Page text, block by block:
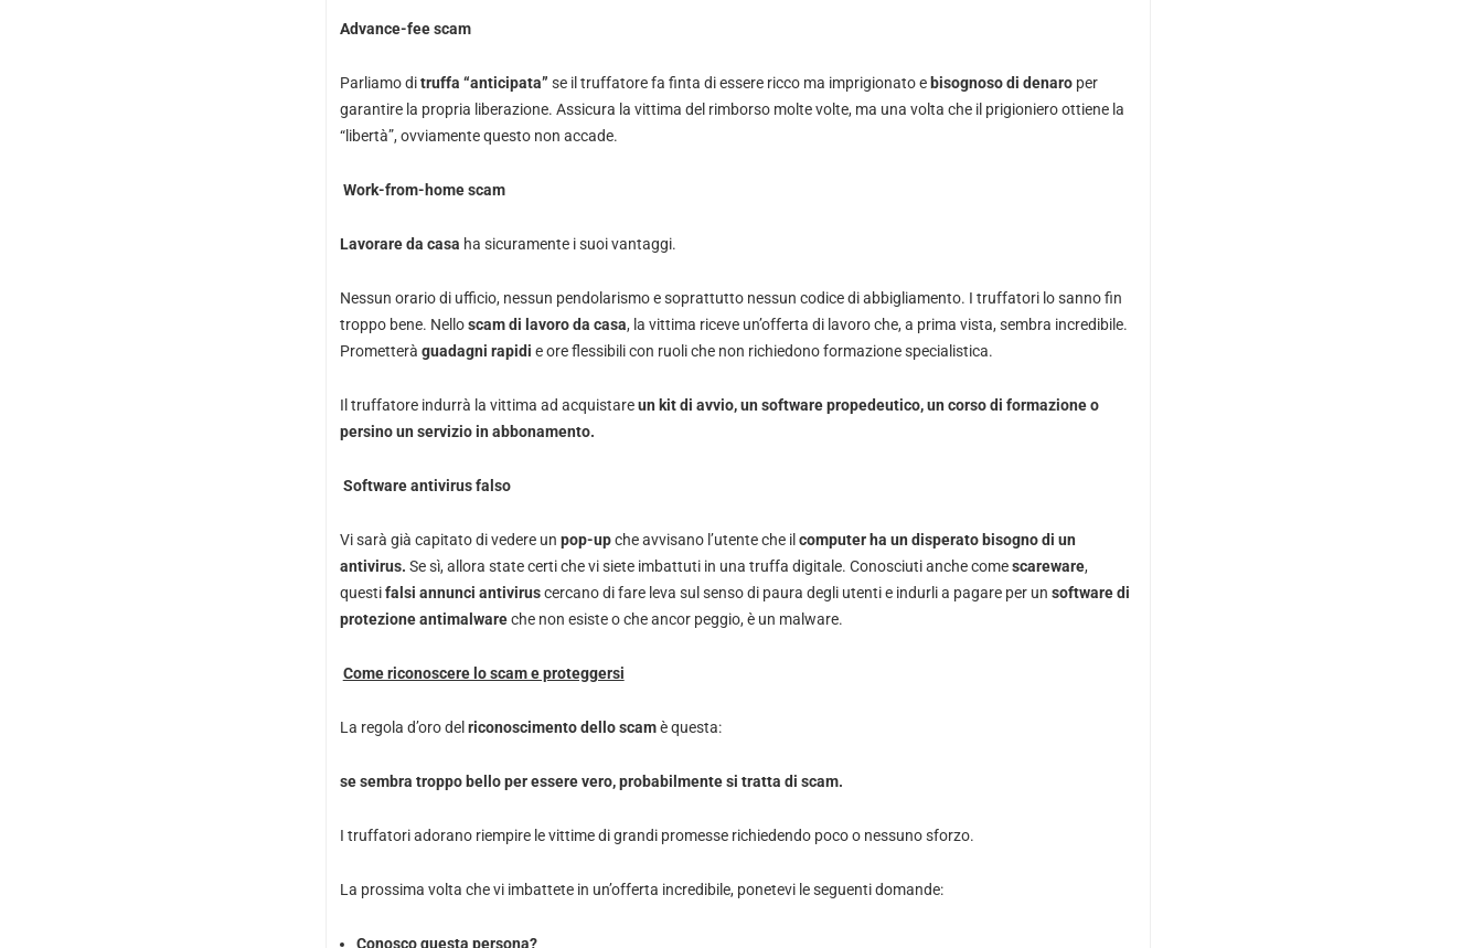
Advance-fee scam
Parliamo ditruffa “anticipata” se il truffatore fa finta di essere ricco ma imprigionato e bisognoso di denaroper
garantire la propria liberazione. Assicura la vittima del rimborso molte volte, ma una volta che il prigioniero ottiene la
“libertà”, ovviamente questo non accade.
Work-from-home scam
Lavorare da casa ha sicuramente i suoi vantaggi.
Nessun orario di ufficio, nessun pendolarismo e soprattutto nessun codice di abbigliamento. I truffatori lo sanno fin
troppo bene. Nelloscam di lavoro da casa, la vittima riceve un’offerta di lavoro che, a prima vista, sembra incredibile.
Prometterà guadagni rapidi e ore flessibili con ruoli che non richiedono formazione specialistica.
Il truffatore indurrà la vittima ad acquistareun kit di avvio, un software propedeutico, un corso di formazione o
persino un servizio in abbonamento.
Software antivirus falso
Vi sarà già capitato di vedere un pop-upche avvisano l’utente che il computer ha un disperato bisogno di un
antivirus. Se sì, allora state certi che vi siete imbattuti in una truffa digitale. Conosciuti anche comescareware,
questifalsi annunci antiviruscercano di fare leva sul senso di paura degli utenti e indurli a pagare per un software di
protezione antimalwareche non esiste o che ancor peggio, è un malware.
Come riconoscere lo scam e proteggersi
La regola d’oro del riconoscimento dello scamè questa:
se sembra troppo bello per essere vero, probabilmente si tratta di scam.
I truffatori adorano riempire le vittime di grandi promesse richiedendo poco o nessuno sforzo.
La prossima volta che vi imbattete in un’offerta incredibile, ponetevi le seguenti domande:
Conosco questa persona?